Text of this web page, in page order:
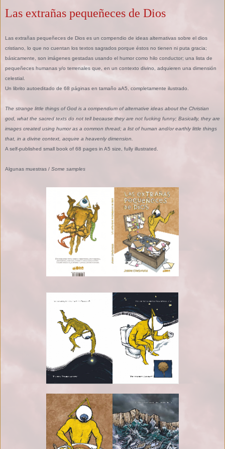
Las extrañas pequeñeces de Dios
Las extrañas pequeñeces de Dios es un compendio de ideas alternativas sobre el dios
cristiano, lo que no cuentan los textos sagrados porque éstos no tienen ni puta gracia;
básicamente, son imágenes gestadas usando el humor como hilo conductor; una lista de
pequeñeces humanas y/o terrenales que, en un contexto divino, adquieren una dimensión
celestial.
Un librito autoeditado de 68 páginas en tamaño aA5, completamente ilustrado.
The strange little things of God is a compendium of alternative ideas about the Christian
god, what the sacred texts do not tell because they are not fucking funny; Basically, they are
images created using humor as a common thread; a list of human and/or earthly little things
that, in a divine context, acquire a heavenly dimension.
A self-published small book of 68 pages in A5 size, fully illustrated.
Algunas muestras / Some samples